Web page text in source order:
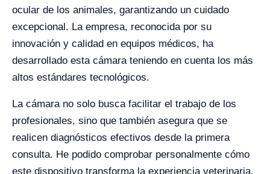
ocular de los animales, garantizando un cuidado
excepcional. La empresa, reconocida por su
innovación y calidad en equipos médicos, ha
desarrollado esta cámara teniendo en cuenta los más
altos estándares tecnológicos.
La cámara no solo busca facilitar el trabajo de los
profesionales, sino que también asegura que se
realicen diagnósticos efectivos desde la primera
consulta. He podido comprobar personalmente cómo
este dispositivo transforma la experiencia veterinaria,